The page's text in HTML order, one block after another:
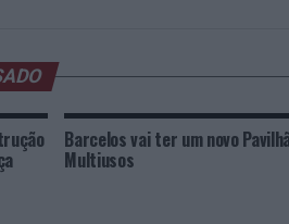
Barcelos vai ter um novo
Multiusos